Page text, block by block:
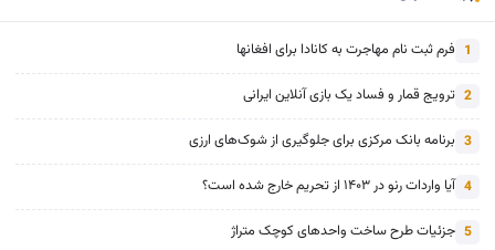
1 فرم ثبت نام مهاجرت به کانادا برای افغانها
2 ترویج قمار و فساد یک بازی آنلاین ایرانی
3 برنامه بانک مرکزی برای جلوگیری از شوک‌های ارزی
4 آیا واردات رنو در ۱۴۰۳ از تحریم خارج شده است؟
5 جزئیات طرح ساخت واحدهای کوچک متراژ